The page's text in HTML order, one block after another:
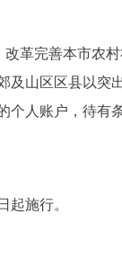
完善本市农村
及山区区县以突
个人账户，待有
施行。